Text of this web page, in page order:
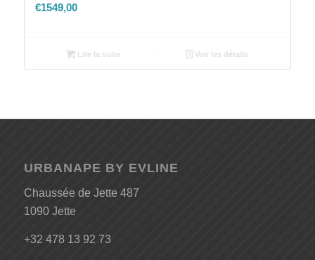
€1549,00
Lire la suite Voir les détails
URBANAPE BY EVLINE
Chaussée de Jette 487
1090 Jette
+32 478 13 92 73